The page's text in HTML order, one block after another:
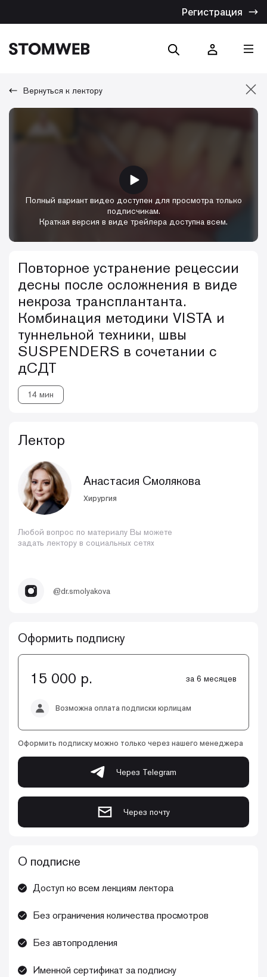
Регистрация
Вернуться к лектору
Полный вариант видео доступен для просмотра только
подписчикам.
Краткая версия в виде трейлера доступна всем.
Повторное устранение рецессии
десны после осложнения в виде
некроза трансплантанта.
Комбинация методики VISTA и
туннельной техники, швы
SUSPENDERS в сочетании с
дСДТ
14 мин
Лектор
Анастасия Смолякова
Хирургия
Любой вопрос по материалу Вы можете
задать лектору в социальных сетях
@dr.smolyakova
Оформить подписку
15 000 р. за 6 месяцев
Возможна оплата подписки юрлицам
Оформить подписку можно только через нашего менеджера
Через Telegram
Через почту
О подписке
Доступ ко всем лекциям лектора
Без ограничения количества просмотров
Без автопродления
Именной сертификат за подписку
Отмена
Искать по названию